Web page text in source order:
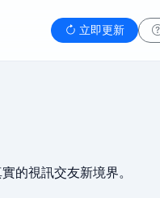
立即更新
的視訊交友新境界。